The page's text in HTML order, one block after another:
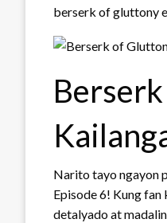
berserk of gluttony
Narito tayo ngayon
Episode 6! Kung fan
detalyado at